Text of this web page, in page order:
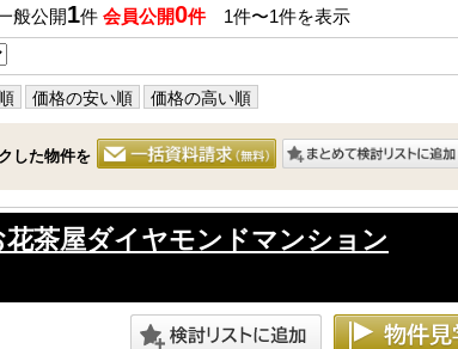
レオガーデン船橋 大楠の杜
レオガーデン成田公津 煌羅の杜
お預かりしている物件
レオガーデン倶楽部について
自由設計・建築設計
般公開1件 会員公開0件1件〜1件を表示
価格の安い順 価格の高い順
した物件を
花茶屋ダイヤモンドマンション